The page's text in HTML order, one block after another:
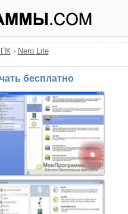
› Nero Lite
бесплатно